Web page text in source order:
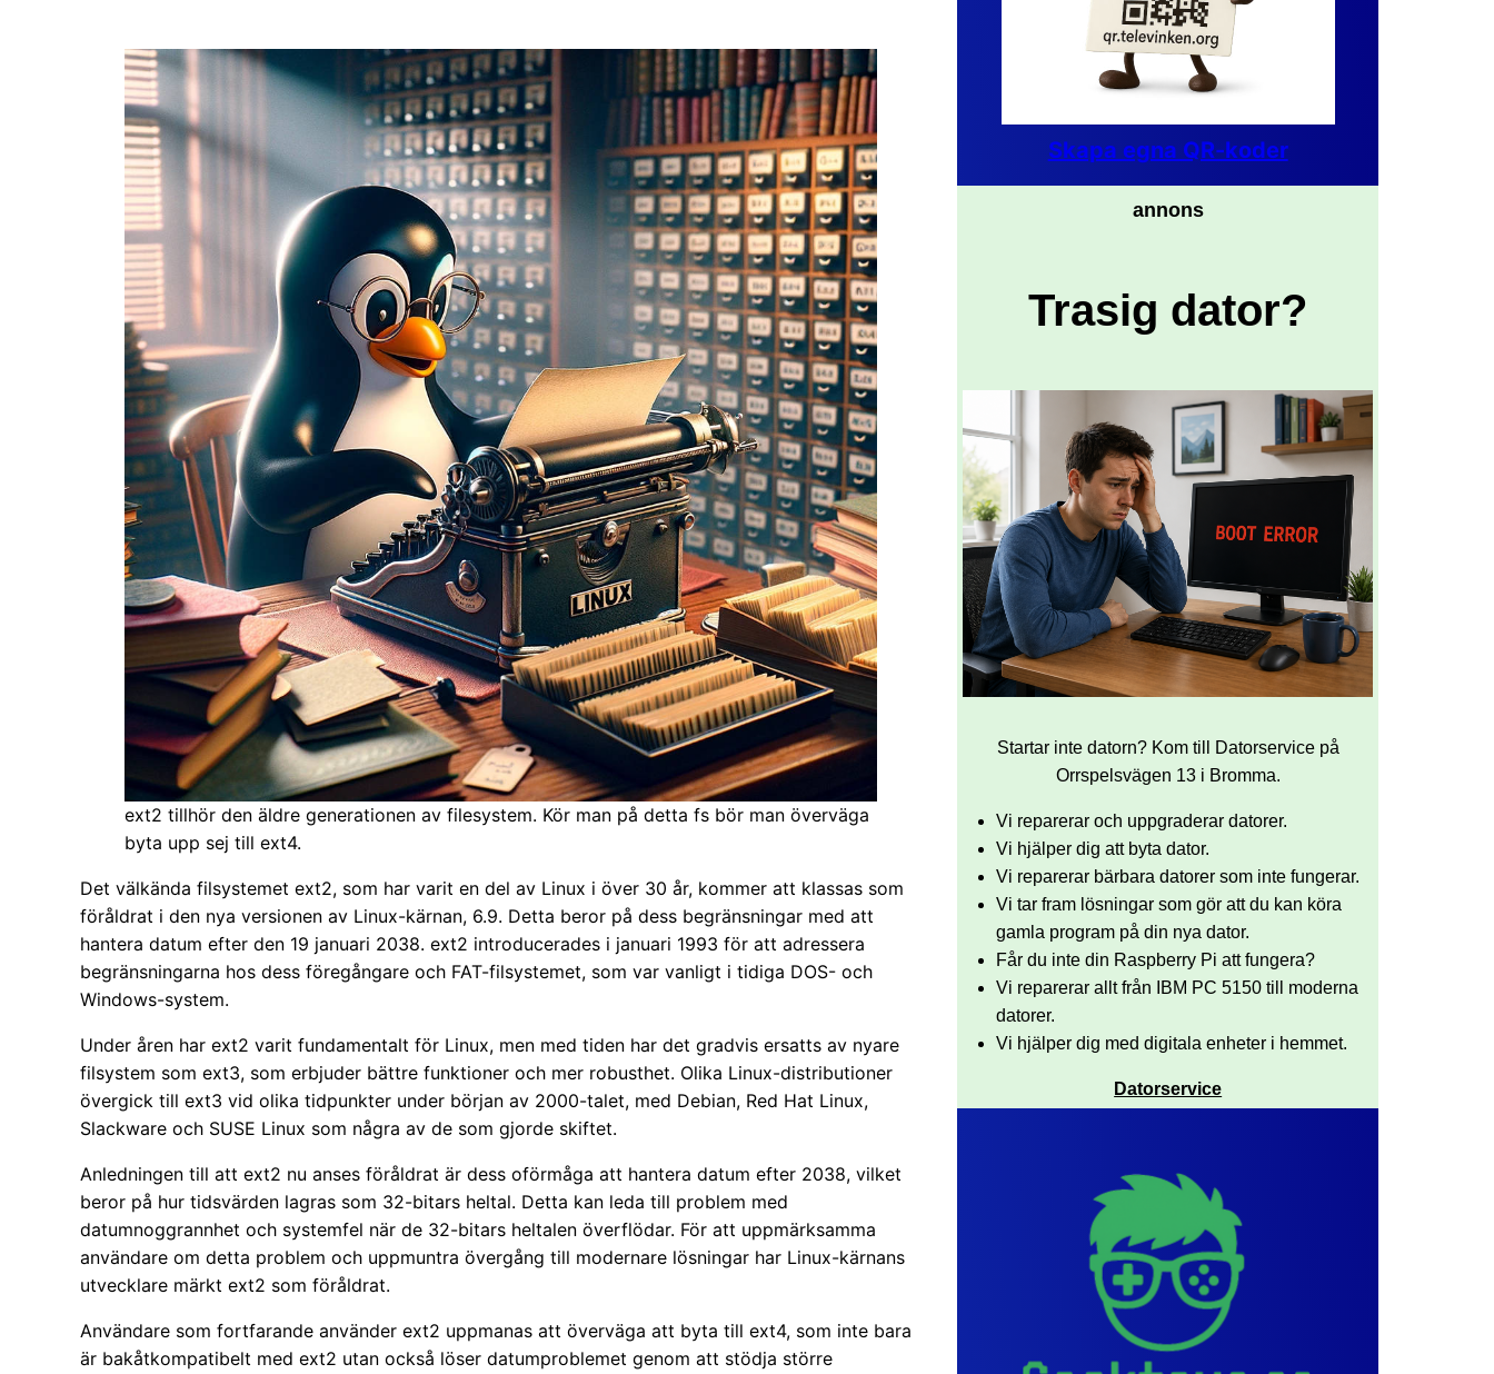
ext2 tillhör den äldre generationen av filesystem. Kör man på detta fs bör man överväga
byta upp sej till ext4.
Det välkända filsystemet ext2, som har varit en del av Linux i över 30 år, kommer att klassas som
föråldrat i den nya versionen av Linux-kärnan, 6.9. Detta beror på dess begränsningar med att
hantera datum efter den 19 januari 2038. ext2 introducerades i januari 1993 för att adressera
begränsningarna hos dess föregångare och FAT-filsystemet, som var vanligt i tidiga DOS- och
Windows-system.
Under åren har ext2 varit fundamentalt för Linux, men med tiden har det gradvis ersatts av nyare
filsystem som ext3, som erbjuder bättre funktioner och mer robusthet. Olika Linux-distributioner
övergick till ext3 vid olika tidpunkter under början av 2000-talet, med Debian, Red Hat Linux,
Slackware och SUSE Linux som några av de som gjorde skiftet.
Anledningen till att ext2 nu anses föråldrat är dess oförmåga att hantera datum efter 2038, vilket
beror på hur tidsvärden lagras som 32-bitars heltal. Detta kan leda till problem med
datumnoggrannhet och systemfel när de 32-bitars heltalen överflödar. För att uppmärksamma
användare om detta problem och uppmuntra övergång till modernare lösningar har Linux-kärnans
utvecklare märkt ext2 som föråldrat.
Användare som fortfarande använder ext2 uppmanas att överväga att byta till ext4, som inte bara
är bakåtkompatibelt med ext2 utan också löser datumproblemet genom att stödja större
Skapa egna QR-koder
annons
Trasig dator?
Startar inte datorn? Kom till Datorservice på
Orrspelsvägen 13 i Bromma.
Vi reparerar och uppgraderar datorer.
Vi hjälper dig att byta dator.
Vi reparerar bärbara datorer som inte fungerar.
Vi tar fram lösningar som gör att du kan köra
gamla program på din nya dator.
Får du inte din Raspberry Pi att fungera?
Vi reparerar allt från IBM PC 5150 till moderna
datorer.
Vi hjälper dig med digitala enheter i hemmet.
Datorservice